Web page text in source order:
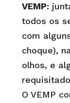
VEMP:
todos os
com
choque),
olhos, e
O VEMP